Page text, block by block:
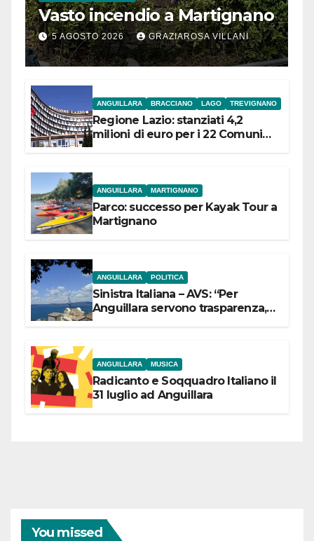
Vasto incendio a Martignano
5 AGOSTO 2026 GRAZIAROSA VILLANI
ANGUILLARA BRACCIANO LAGO TREVIGNANO
Regione Lazio: stanziati 4,2
milioni di euro per i 22 Comuni
ANGUILLARA MARTIGNANO
Parco: successo per Kayak Tour a
Martignano
ANGUILLARA POLITICA
Sinistra Italiana – AVS: “Per
Anguillara servono trasparenza,
ANGUILLARA MUSICA
Radicanto e Soqquadro Italiano il
31 luglio ad Anguillara
You missed